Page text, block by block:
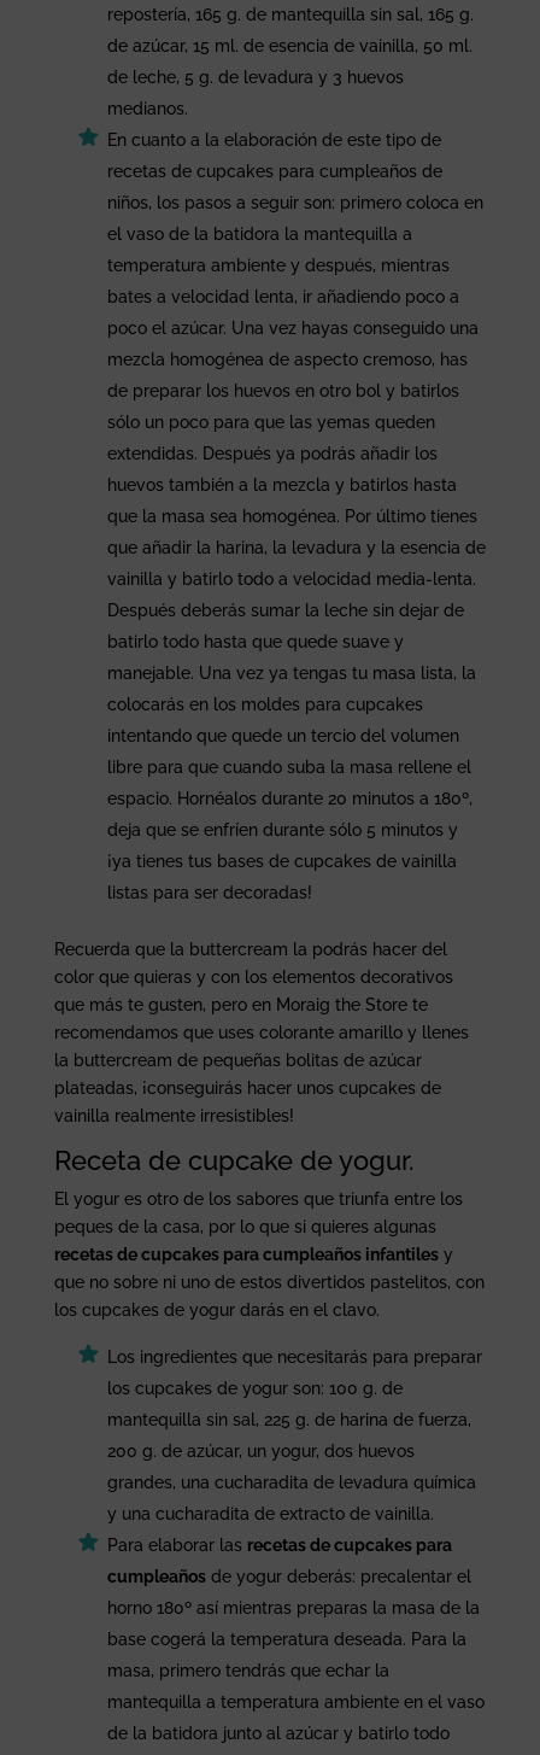
repostería, 165 g. de mantequilla sin sal, 165 g.
de azúcar, 15 ml. de esencia de vainilla, 50 ml.
de leche, 5 g. de levadura y 3 huevos
medianos.
En cuanto a la elaboración de este tipo de
recetas de cupcakes para cumpleaños de
niños, los pasos a seguir son: primero coloca en
el vaso de la batidora la mantequilla a
temperatura ambiente y después, mientras
bates a velocidad lenta, ir añadiendo poco a
poco el azúcar. Una vez hayas conseguido una
mezcla homogénea de aspecto cremoso, has
de preparar los huevos en otro bol y batirlos
sólo un poco para que las yemas queden
extendidas. Después ya podrás añadir los
huevos también a la mezcla y batirlos hasta
que la masa sea homogénea. Por último tienes
que añadir la harina, la levadura y la esencia de
vainilla y batirlo todo a velocidad media-lenta.
Después deberás sumar la leche sin dejar de
batirlo todo hasta que quede suave y
manejable. Una vez ya tengas tu masa lista, la
colocarás en los moldes para cupcakes
intentando que quede un tercio del volumen
libre para que cuando suba la masa rellene el
espacio. Hornéalos durante 20 minutos a 180º,
deja que se enfríen durante sólo 5 minutos y
¡ya tienes tus bases de cupcakes de vainilla
listas para ser decoradas!
Recuerda que la buttercream la podrás hacer del
color que quieras y con los elementos decorativos
que más te gusten, pero en Moraig the Store te
recomendamos que uses colorante amarillo y llenes
la buttercream de pequeñas bolitas de azúcar
plateadas, ¡conseguirás hacer unos cupcakes de
vainilla realmente irresistibles!
Receta de cupcake de yogur.
El yogur es otro de los sabores que triunfa entre los
peques de la casa, por lo que si quieres algunas
recetas de cupcakes para cumpleaños infantilesy
que no sobre ni uno de estos divertidos pastelitos, con
los cupcakes de yogur darás en el clavo.
Los ingredientes que necesitarás para preparar
los cupcakes de yogur son: 100 g. de
mantequilla sin sal, 225 g. de harina de fuerza,
200 g. de azúcar, un yogur, dos huevos
grandes, una cucharadita de levadura química
y una cucharadita de extracto de vainilla.
Para elaborar las recetas de cupcakes para
cumpleañosde yogur deberás: precalentar el
horno 180º así mientras preparas la masa de la
base cogerá la temperatura deseada. Para la
masa, primero tendrás que echar la
mantequilla a temperatura ambiente en el vaso
de la batidora junto al azúcar y batirlo todo